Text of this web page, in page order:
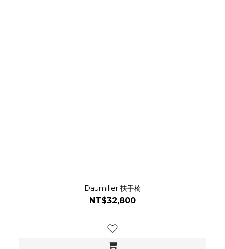
Daumiller 扶手椅
NT$32,800